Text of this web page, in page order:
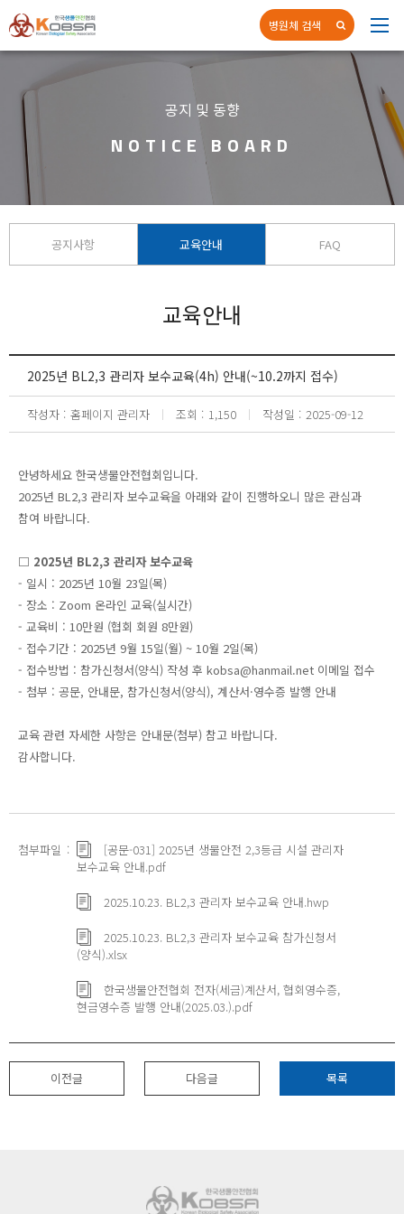
병원체 검색
네
공지 및 동향
NOTICE BOARD
공지사항 교육안내 FAQ
교육안내
2025년 BL2,3 관리자 보수교육(4h) 안내(~10.2까지 접수)
작성자 홈페이지 관리자 조회 1,150 작성일 2025-09-12
안녕하세요 한국생물안전협회입니다.
2025년 BL2,3 관리자 보수교육을 아래와 같이 진행하오니 많은 관심과
참여 바랍니다.
□ 2025년 BL2,3 관리자 보수교육
- 일시 : 2025년 10월 23일(목)
- 장소 : Zoom 온라인 교육(실시간)
- 교육비 : 10만원 (협회 회원 8만원)
- 접수기간 : 2025년 9월 15일(월) ~ 10월 2일(목)
- 접수방법 : 참가신청서(양식) 작성 후 kobsa@hanmail.net 이메일 접수
- 첨부 : 공문, 안내문, 참가신청서(양식), 계산서·영수증 발행 안내
교육 관련 자세한 사항은 안내문(첨부) 참고 바랍니다.
감사합니다.
첨부파일
[공문-031] 2025년 생물안전 2,3등급 시설 관리자
보수교육 안내.pdf
2025.10.23. BL2,3 관리자 보수교육 안내.hwp
2025.10.23. BL2,3 관리자 보수교육 참가신청서
(양식).xlsx
한국생물안전협회 전자(세금)계산서, 협회영수증,
현금영수증 발행 안내(2025.03.).pdf
이전글 다음글 목록